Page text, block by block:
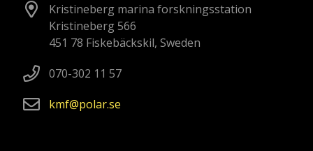
Kristineberg marina forskningsstation
Kristineberg 566
451 78 Fiskebäckskil, Sweden
070-302 11 57
kmf
polarse